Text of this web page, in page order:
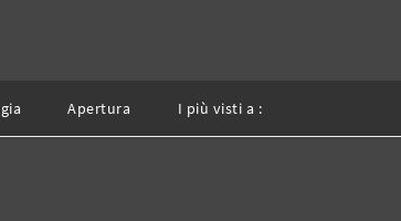
Apertura I più visti a :